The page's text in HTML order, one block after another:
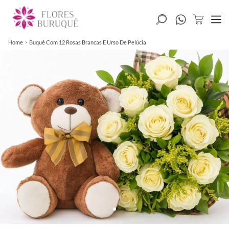
Home Buquê Com 12 Rosas Brancas E Urso De Pelúcia